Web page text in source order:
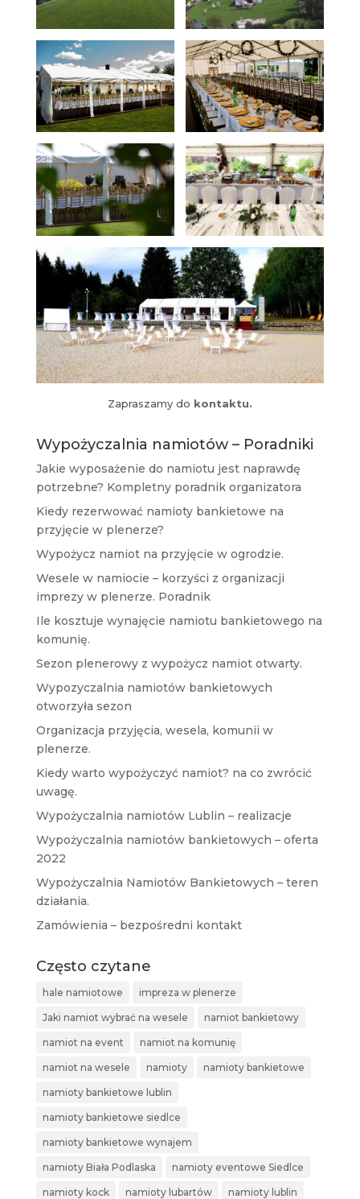
Zapraszamy do kontaktu.
Wypożyczalnia namiotów – Poradniki
Jakie wyposażenie do namiotu jest naprawdę
potrzebne? Kompletny poradnik organizatora
Kiedy rezerwować namioty bankietowe na
przyjęcie w plenerze?
Wypożycz namiot na przyjęcie w ogrodzie.
Wesele w namiocie – korzyści z organizacji
imprezy w plenerze. Poradnik
Ile kosztuje wynajęcie namiotu bankietowego na
komunię.
Sezon plenerowy z wypożycz namiot otwarty.
Wypozyczalnia namiotów bankietowych
otworzyła sezon
Organizacja przyjęcia, wesela, komunii w
plenerze.
Kiedy warto wypożyczyć namiot? na co zwrócić
uwagę.
Wypożyczalnia namiotów Lublin – realizacje
Wypożyczalnia namiotów bankietowych – oferta
2022
Wypożyczalnia Namiotów Bankietowych – teren
działania.
Zamówienia – bezpośredni kontakt
Często czytane
hale namiotowe impreza w plenerze
Jaki namiot wybrać na wesele namiot bankietowy
namiot na event namiot na komunię
namiot na wesele namioty namioty bankietowe
namioty bankietowe lublin
namioty bankietowe siedlce
namioty bankietowe wynajem
namioty Biała Podlaska namioty eventowe Siedlce
namioty kock namioty lubartów namioty lublin